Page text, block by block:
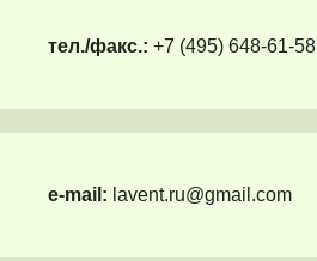
тел./факс.: +7 (495) 648-61-58
e-mail: lavent.ru@gmail.com